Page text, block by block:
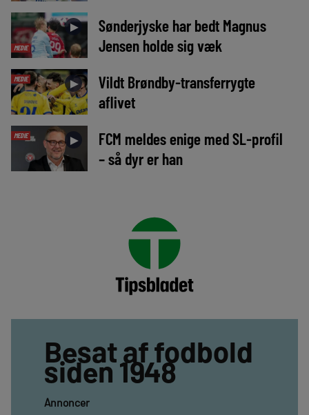
MEDIE
►
Sønderjyske har bedt Magnus
Jensen holde sig væk
MEDIE ►
Vildt Brøndby-transferrygte
aflivet
MEDIE ►
FCM meldes enige med SL-profil
– så dyr er han
Besat af fodbold
siden 1948
Annoncer